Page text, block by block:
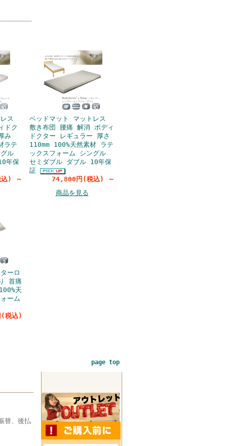
ス
ドク
み
ラテ
ル
年保
込) ～
ベッドマット マットレス
敷き布団 腰痛 解消 ボディ
ドクター レギュラー 厚さ
110mm 100%天然素材 ラテ
ックスフォーム シングル
セミダブル ダブル 10年保
証
74,800円(税込)
～
商品を見る
ーロ
首痛
天
ーム
税込)
page top
替、後払